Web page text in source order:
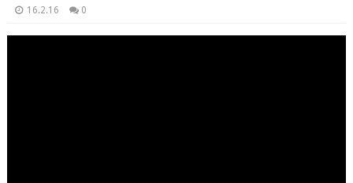
16.2.16 0